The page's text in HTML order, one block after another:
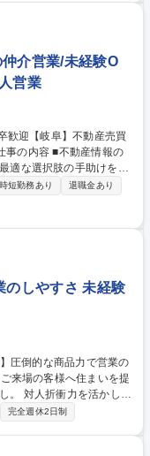
与計算、年末調整、賞
旅費精算など、人事給与
ネジメント対応いただき
「プレイングマネジメン
介営業/未経験O
営業
適な選択肢の手助けをお
ります！ 【業務詳
、最適な物件をご提案・
ローンのご相談 ・購入
約書読み上げ） ・購入
宅ローン控除・リフォー
リフォームプランのご提
時短勤務あり
退職金あり
のしやすさ 未経験
。 対人折衝力を活かし、
も可能！ 【具体的
完全週休2日制